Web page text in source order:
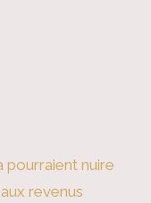
pourraient nuire
revenus